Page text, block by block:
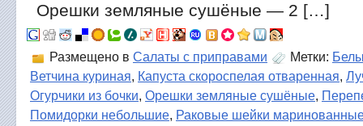
Орешки земляные сушёные — 2 […]
Размещено в Салаты с приправами Метки:
Ветчина куриная, Капуста скороспелая отваренная,
Огурчики из бочки, Орешки земляные сушёные,
Помидорки небольшие, Раковые шейки